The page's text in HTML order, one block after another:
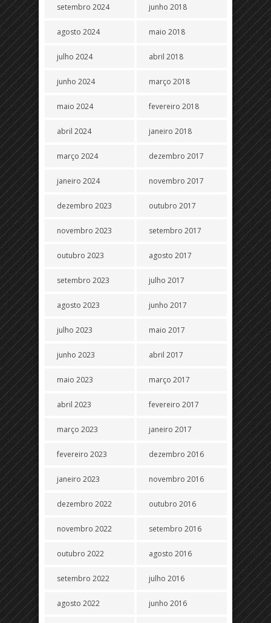
setembro 2024
agosto 2024
julho 2024
junho 2024
maio 2024
abril 2024
março 2024
janeiro 2024
dezembro 2023
novembro 2023
outubro 2023
setembro 2023
agosto 2023
julho 2023
junho 2023
maio 2023
abril 2023
março 2023
fevereiro 2023
janeiro 2023
dezembro 2022
novembro 2022
outubro 2022
setembro 2022
agosto 2022
junho 2018
maio 2018
abril 2018
março 2018
fevereiro 2018
janeiro 2018
dezembro 2017
novembro 2017
outubro 2017
setembro 2017
agosto 2017
julho 2017
junho 2017
maio 2017
abril 2017
março 2017
fevereiro 2017
janeiro 2017
dezembro 2016
novembro 2016
outubro 2016
setembro 2016
agosto 2016
julho 2016
junho 2016